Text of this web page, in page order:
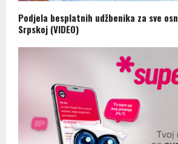
Podjela besplatnih udžbenika za sve
Srpskoj (VIDEO)